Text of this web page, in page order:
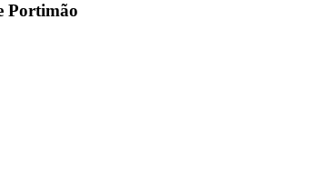
Portimão